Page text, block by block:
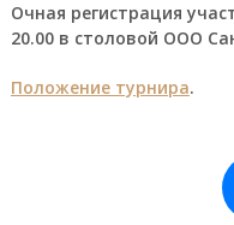
Очная регистрация
20.00 в столовой ООО
Положение турнира.